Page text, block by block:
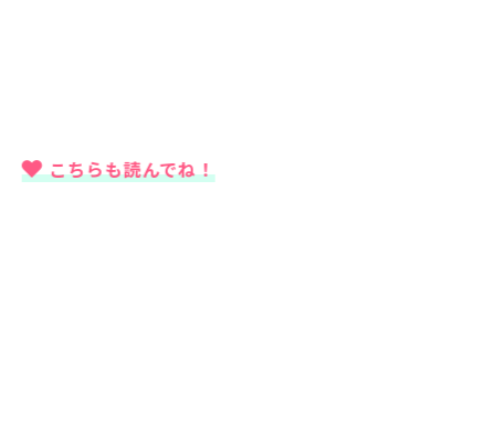
こちらも読んでね！